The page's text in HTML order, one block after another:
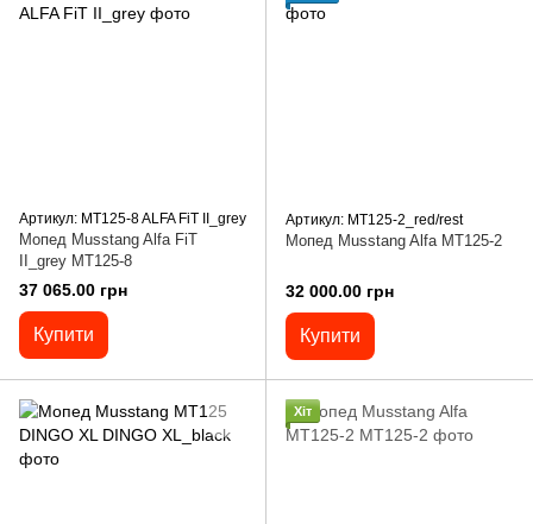
Артикул: MT125-8 ALFA FiT II_grey
Мопед Musstang Alfa FiT
II_grey MT125-8
37 065.00 грн
Купити
Артикул: MT125-2_red/rest
Мопед Musstang Alfa MT125-2
32 000.00 грн
Купити
Хіт